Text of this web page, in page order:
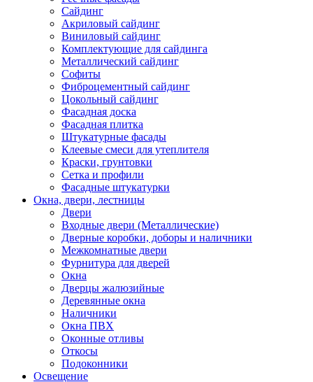
Сайдинг
Акриловый сайдинг
Виниловый сайдинг
Комплектующие для сайдинга
Металлический сайдинг
Софиты
Фиброцементный сайдинг
Цокольный сайдинг
Фасадная доска
Фасадная плитка
Штукатурные фасады
Клеевые смеси для утеплителя
Краски, грунтовки
Сетка и профили
Фасадные штукатурки
Окна, двери, лестницы
Двери
Входные двери (Металлические)
Дверные коробки, доборы и наличники
Межкомнатные двери
Фурнитура для дверей
Окна
Дверцы жалюзийные
Деревянные окна
Наличники
Окна ПВХ
Оконные отливы
Откосы
Подоконники
Освещение